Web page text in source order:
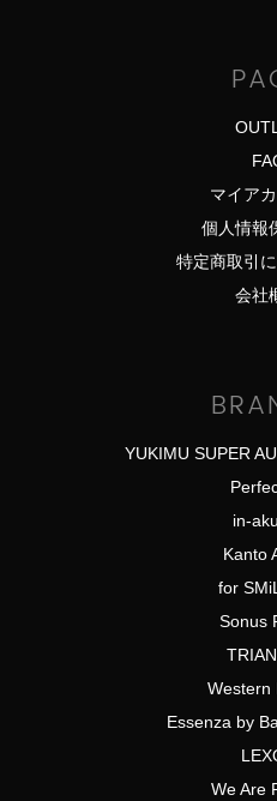
マイア
個人情報
特定商取引
会社
YUKIMU SUPER
in-
Kanto
for
Sonus
Western
Essenza by
We Are